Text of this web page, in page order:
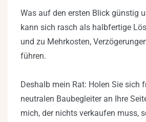
Was auf den ersten Blick günstig
kann sich rasch als halbfertige
und zu Mehrkosten,
führen.
Deshalb mein Rat: Holen Sie sich
neutralen Baubegleiter an Ihre
mich, der nichts verkaufen muss,